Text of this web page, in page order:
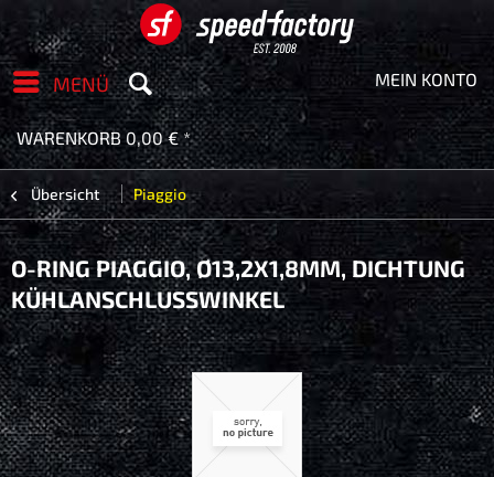
MENÜ MEIN KONTO
WARENKORB0,00 € *
Übersicht Piaggio
O-RING PIAGGIO, Ø13,2X1,8MM, DICHTUNG
KÜHLANSCHLUSSWINKEL